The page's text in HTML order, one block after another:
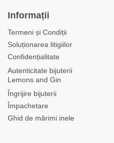
Informații
Termeni și Condiții
Soluționarea litigiilor
Confidențialitate
Autenticitate bijuterii
Lemons and Gin
Îngrijire bijuterii
Împachetare
Ghid de mărimi inele